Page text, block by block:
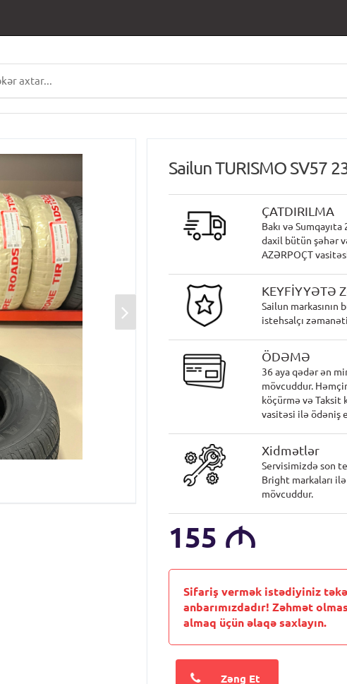
Sailun TURISMO SV57
ÇATDIRILMA
Bakı və
daxil bütün şəhər
AZƏRPOÇT
KEYFİYYƏTƏ
Sailun
istehsalçı
ÖDƏMƏ
36 aya qədər ən
mövcuddur.
köçürmə və Taksit
vasitəsi ilə ödəniş
Xidmətlər
Servisimizdə son
Bright markaları
mövcuddur.
155 M
Sifariş vermək istədiyiniz
anbarımızdadır! Zəhmət
almaq üçün əlaqə saxlayın.
Zəng Et